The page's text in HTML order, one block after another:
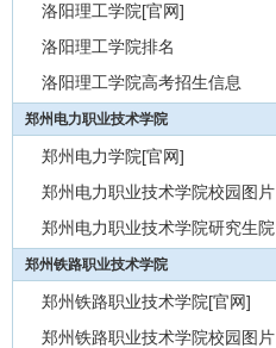
洛阳理工学院[官网]
洛阳理工学院排名
洛阳理工学院高考招生信息
郑州电力职业技术学院
郑州电力学院[官网]
郑州电力职业技术学院校园图片
郑州电力职业技术学院研究生院
郑州铁路职业技术学院
郑州铁路职业技术学院[官网]
郑州铁路职业技术学院校园图片